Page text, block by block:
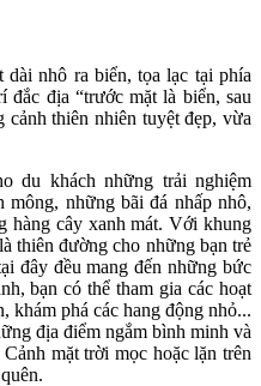
nhô ra biển, tọa lạc tại phía
địa “trước mặt là biển, sau
thiên nhiên tuyệt đẹp, vừa
du khách những trải nghiệm
những bãi đá nhấp nhô,
hàng cây xanh mát. Với khung
thiên đường cho những bạn trẻ
đây đều mang đến những bức
bạn có thể tham gia các hoạt
khám phá các hang động nhỏ...
địa điểm ngắm bình minh và
mặt trời mọc hoặc lặn trên